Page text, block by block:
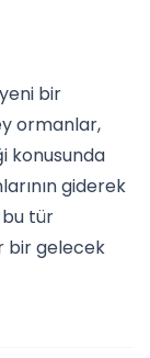
bir
ormanlar,
konusunda
giderek
tür
bir gelecek